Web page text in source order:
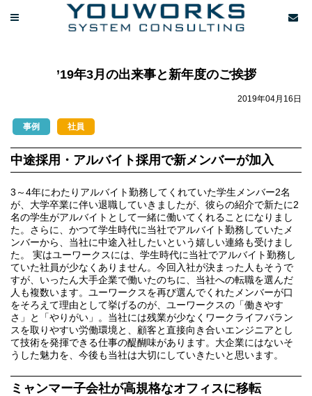
’19年3月の出来事と新年度のご挨拶
2019年04月16日
事例 社員
中途採用・アルバイト採用で新メンバーが加入
3～4年にわたりアルバイト勤務してくれていた学生メンバー2名
が、大学卒業に伴い退職していきましたが、彼らの紹介で新たに2
名の学生がアルバイトとして一緒に働いてくれることになりまし
た。さらに、かつて学生時代に当社でアルバイト勤務していたメ
ンバーから、当社に中途入社したいという嬉しい連絡も受けまし
た。 実はユーワークスには、学生時代に当社でアルバイト勤務し
ていた社員が少なくありません。今回入社が決まった人もそうで
すが、いったん大手企業で働いたのちに、当社への転職を選んだ
人も複数います。ユーワークスを再び選んでくれたメンバーが口
をそろえて理由として挙げるのが、ユーワークスの「働きやす
さ」と「やりがい」。当社には残業が少なくワークライフバラン
スを取りやすい労働環境と、顧客と直接向き合いエンジニアとし
て技術を発揮できる仕事の醍醐味があります。大企業にはないそ
うした魅力を、今後も当社は大切にしていきたいと思います。
ミャンマー子会社が高規格なオフィスに移転